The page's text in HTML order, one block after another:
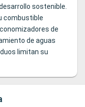
sostenible.
combustible
de
de aguas
limitan su